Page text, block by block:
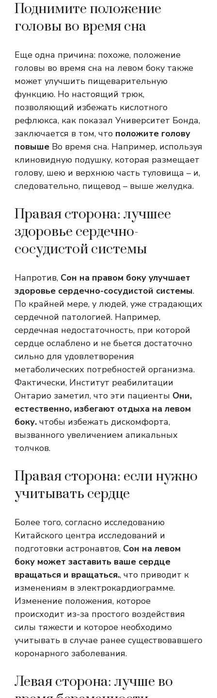
Поднимите положение
головы во время сна
Еще одна причина: похоже, положение
головы во время сна на левом боку также
может улучшить пищеварительную
функцию. Но настоящий трюк,
позволяющий избежать кислотного
рефлюкса, как показал Университет Бонда,
заключается в том, что положите голову
повыше Во время сна. Например, используя
клиновидную подушку, которая размещает
голову, шею и верхнюю часть туловища – и,
следовательно, пищевод – выше желудка.
Правая сторона: лучшее
здоровье сердечно-
сосудистой системы
Напротив, Сон на правом боку улучшает
здоровье сердечно-сосудистой системы.
По крайней мере, у людей, уже страдающих
сердечной патологией. Например,
сердечная недостаточность, при которой
сердце ослаблено и не бьется достаточно
сильно для удовлетворения
метаболических потребностей организма.
Фактически, Институт реабилитации
Онтарио заметил, что эти пациенты Они,
естественно, избегают отдыха на левом
боку. чтобы избежать дискомфорта,
вызванного увеличением апикальных
толчков.
Правая сторона: если нужно
учитывать сердце
Более того, согласно исследованию
Китайского центра исследований и
подготовки астронавтов, Сон на левом
боку может заставить ваше сердце
вращаться и вращаться., что приводит к
изменениям в электрокардиограмме.
Изменение положения, которое
происходит из-за простого воздействия
силы тяжести и которое необходимо
учитывать в случае ранее существовавшего
коронарного заболевания.
Левая сторона: лучше во